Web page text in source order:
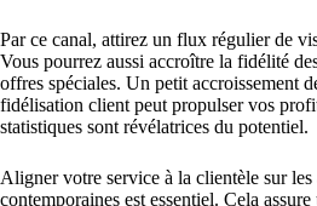
Par ce canal, attirez un flux régulier de
Vous pourrez aussi accroître la fidélité
offres spéciales. Un petit accroissement
fidélisation client peut propulser vos
statistiques sont révélatrices du potentiel.
Aligner votre service à la clientèle sur les
contemporaines est essentiel. Cela